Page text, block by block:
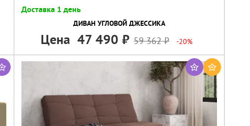
Доставка 1 день
ДИВАН УГЛОВОЙ ДЖЕССИКА
Цена 47 490 59 362 -20%